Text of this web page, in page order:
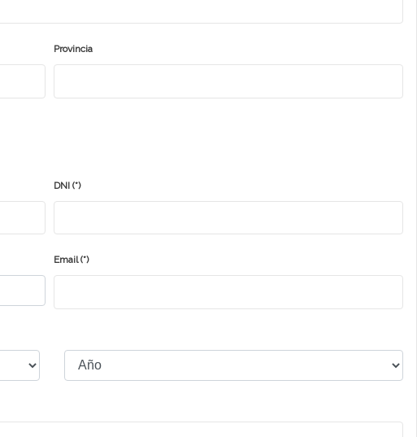
Provincia
DNI (*)
Email (*)